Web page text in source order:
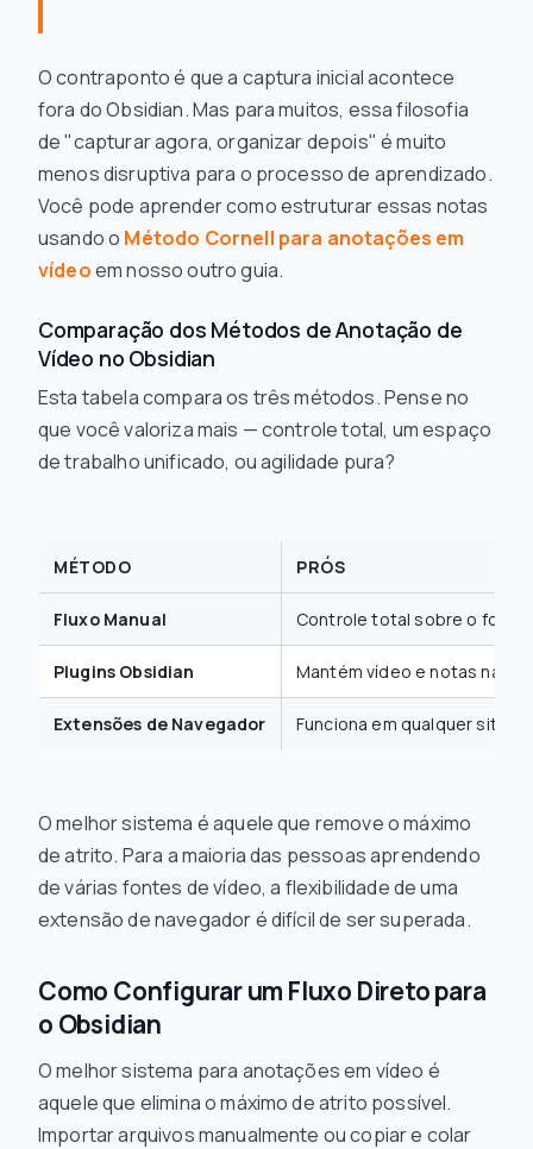
O contraponto é que a captura inicial acontece
fora do Obsidian. Mas para muitos, essa filosofia
de "capturar agora, organizar depois" é muito
menos disruptiva para o processo de aprendizado.
Você pode aprender como estruturar essas notas
usando o Método Cornell para anotações em
vídeoem nosso outro guia.
Comparação dos Métodos de Anotação de
Vídeo no Obsidian
Esta tabela compara os três métodos. Pense no
que você valoriza mais — controle total, um espaço
de trabalho unificado, ou agilidade pura?
MÉTODO PRÓS
Fluxo Manual Controle total sobre o
Plugins Obsidian Mantém vídeo e notas na
Extensões de Navegador Funciona em qualquer site,
O melhor sistema é aquele que remove o máximo
de atrito. Para a maioria das pessoas aprendendo
de várias fontes de vídeo, a flexibilidade de uma
extensão de navegador é difícil de ser superada.
Como Configurar um Fluxo Direto para
o Obsidian
O melhor sistema para anotações em vídeo é
aquele que elimina o máximo de atrito possível.
Importar arquivos manualmente ou copiar e colar